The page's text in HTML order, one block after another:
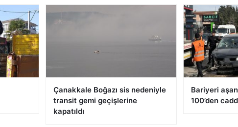
Çanakkale Boğazı sis nedeniyle
transit gemi geçişlerine
kapatıldı
Bariyeri
100’den